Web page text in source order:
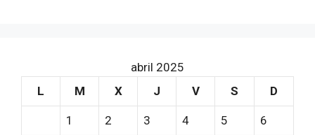
abril 2025
L
M X J V S D
1 2 3 4 5 6